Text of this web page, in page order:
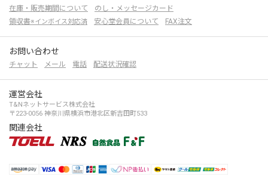
在庫・販売期間について
のし・メッセージカード
領収書※インボイス対応済 安心堂会員について FAX注文
お問い合わせ
チャット メール 電話 配送状況確認
運営会社
T&Nネットサービス株式会社
〒223-0056 神奈川県横浜市港北区新吉田町533
関連会社